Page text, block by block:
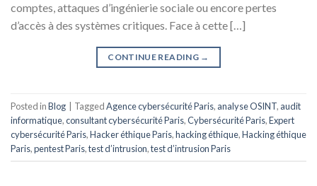
comptes, attaques d’ingénierie sociale ou encore pertes
d’accès à des systèmes critiques. Face à cette […]
CONTINUE READING →
Posted inBlog TaggedAgence cybersécurité Paris, analyse OSINT, audit
informatique,consultant cybersécurité Paris,Cybersécurité Paris,Expert
cybersécurité Paris,Hacker éthique Paris,hacking éthique,Hacking éthique
Paris,pentest Paris,test d’intrusion,test d’intrusion Paris